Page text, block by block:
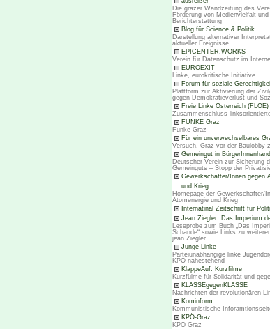
Die grazer Wandzeitung des
Förderung von Medienvielfalt und
Berichterstattung
Blog für Science & Politik
Darstellung alternativer
aktueller Ereignisse
EPICENTER.WORKS
Verein für Datenschutz im
EUROEXIT
Linke, eurokritische Initiative
Forum für soziale
Plattform zur Aktivierung der
gegen Demokratieverlust und
Freie Linke Österreich (FLOE)
Zusammenschluss
FUNKE Graz
Funke Graz
Für ein unverwechselbares
Versuch, Graz vor der Baulobby
Gemeingut in BürgerInnenhand
Deutscher Verein zur Sicherung
Gemeinguts – Stopp der
Gewerkschafter/Innen gegen
und Krieg
Homepage der Gewerkschafter/
Atomenergie und Krieg
Internatinal Zeitschrift für
Jean Ziegler: Das Imperium
Leseprobe zum Buch „Das
Schande“ sowie Links zu
jean Ziegler
Junge Linke
Parteiunabhängige linke
KPÖ-nahestehend
KlappeAuf: Kurzfilme
Kurzfülme für Solidarität und
KLASSEgegenKLASSE
Nachrichten der revolutionären
Kominform
Kommunistische
KPÖ-Graz
KPÖ Graz